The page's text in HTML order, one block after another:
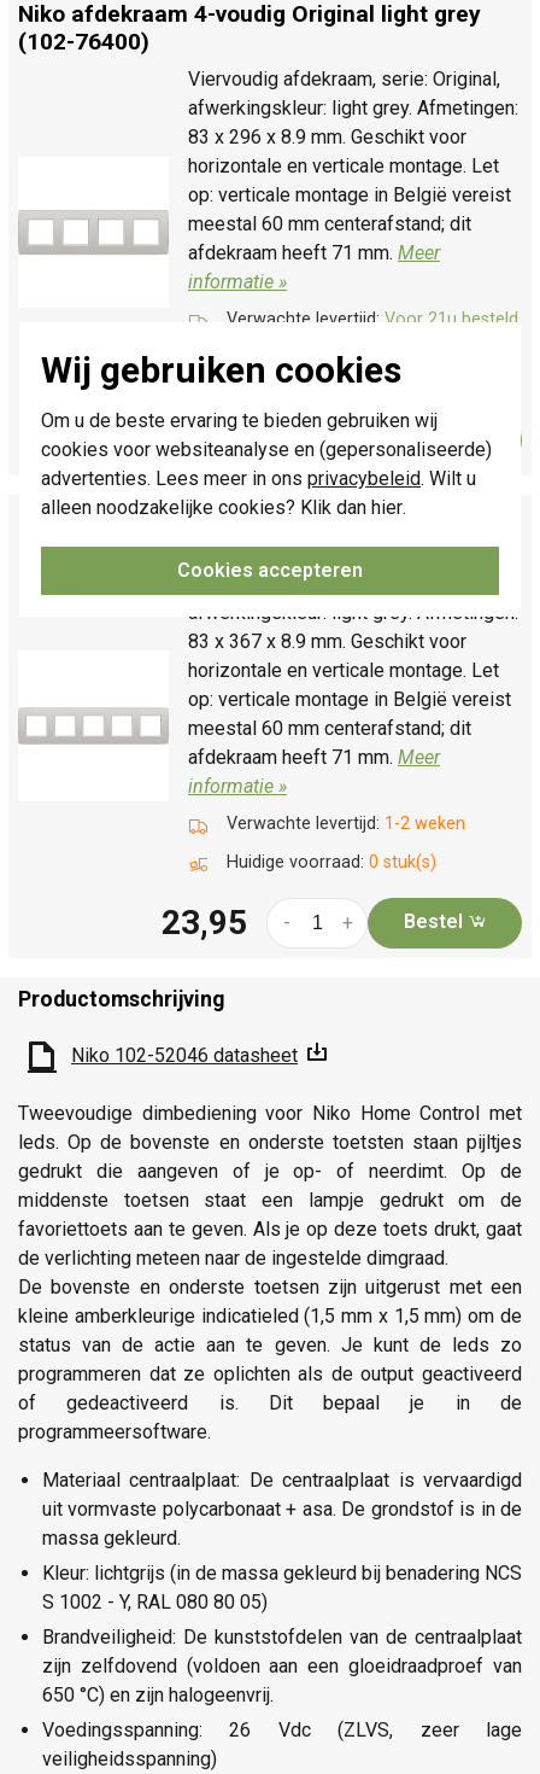
Wij gebruiken cookies
Om u de beste ervaring te bieden gebruiken wij
cookies voor websiteanalyse en (gepersonaliseerde)
advertenties. Lees meer in ons privacybeleid. Wilt u
alleen noodzakelijke cookies? Klik dan hier.
Cookies accepteren
Niko afdekraam 4-voudig Original light grey
(102-76400)
Viervoudig afdekraam, serie: Original,
afwerkingskleur: light grey. Afmetingen:
83 x 296 x 8.9 mm. Geschikt voor
horizontale en verticale montage. Let
op: verticale montage in België vereist
meestal 60 mm centerafstand; dit
afdekraam heeft 71 mm. Meer
informatie »
Verwachte levertijd: Voor 21u besteld,
Huidige voorraad:1 stuk(s)
17,95 Bestel
Niko afdekraam 5-voudig Original light grey
(102-76005)
Vijfvoudig afdekraam, serie: Original,
afwerkingskleur: light grey. Afmetingen:
83 x 367 x 8.9 mm. Geschikt voor
horizontale en verticale montage. Let
op: verticale montage in België vereist
meestal 60 mm centerafstand; dit
afdekraam heeft 71 mm. Meer
informatie »
Verwachte levertijd: 1-2 weken
Huidige voorraad: 0 stuk(s)
23,95 +
- Bestel
Productomschrijving
Niko 102-52046 datasheet
Tweevoudige dimbediening voor Niko Home Control met
leds. Op de bovenste en onderste toetsten staan pijltjes
gedrukt die aangeven of je op- of neerdimt. Op de
middenste toetsen staat een lampje gedrukt om de
favoriettoets aan te geven. Als je op deze toets drukt, gaat
de verlichting meteen naar de ingestelde dimgraad.
De bovenste en onderste toetsen zijn uitgerust met een
kleine amberkleurige indicatieled (1,5 mm x 1,5 mm) om de
status van de actie aan te geven. Je kunt de leds zo
programmeren dat ze oplichten als de output geactiveerd
of gedeactiveerd is. Dit bepaal je in de
programmeersoftware.
Materiaal centraalplaat: De centraalplaat is vervaardigd
uit vormvaste polycarbonaat + asa. De grondstof is in de
massa gekleurd.
Kleur: lichtgrijs (in de massa gekleurd bij benadering NCS
S 1002 - Y, RAL 080 80 05)
Brandveiligheid: De kunststofdelen van de centraalplaat
zijn zelfdovend (voldoen aan een gloeidraadproef van
650 °C) en zijn halogeenvrij.
Voedingsspanning: 26 Vdc (ZLVS, zeer lage
veiligheidsspanning)